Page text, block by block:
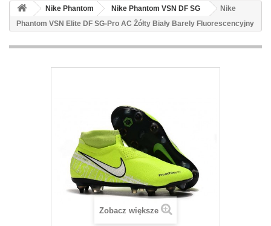
Nike Phantom Nike Phantom VSN DF SG
Nike
Phantom VSN Elite DF SG-Pro AC Żółty Biały Barely Fluorescencyjny
Zobacz większe